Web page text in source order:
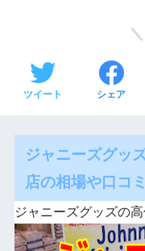
ツイート シェア
ジャニーズグッ
店の相場や口コ
ジャニーズグッズの